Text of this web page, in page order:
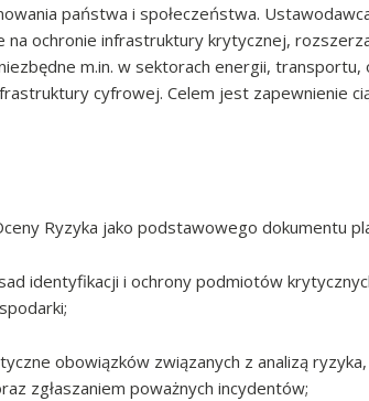
państwa i społeczeństwa.
na ochronie infrastruktury krytycznej,
m.in. w sektorach energii,
cyfrowej. Celem jest zapewnienie
Ryzyka jako podstawowego dokumentu
identyfikacji i ochrony podmiotów
obowiązków związanych z analizą
zgłaszaniem poważnych incydentów;